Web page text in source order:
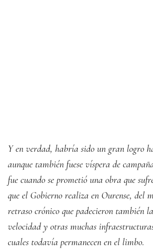
Y en verdad, habría sido un gran logro
aunque también fuese víspera de
fue cuando se prometió una obra que
que el Gobierno realiza en Ourense, del
retraso crónico que padecieron también
velocidad y otras muchas
cuales todavía permanecen en el limbo.